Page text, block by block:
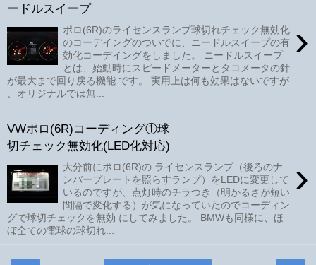
ードルスイープ
›
ポロ(6R)のライセンスランプ球切れチェック無効化
のコーデイングのついでに、ニードルスイープの有
効化コーデイングをしました。 ニードルスイープ
とは、始動時にスピードメーターとタコメータの針
が最大まで回り戻る機能 です。 実用上は何も効果はないですが
、オリジナルでは無...
VWポロ(6R)コーディング①球
切チェック無効化(LED化対応)
›
大分前にポロ(6R)の ライセンスランプ（後ろのナ
ンバープレートを照らすランプ）をLEDに変更して
いるのですが、点灯時のチラつき（明かるさが短い
間隔で変化する）が気になっていたのでコーディン
グで球切チェックを無効 にしてみました。 BMWも同様に、ほ
ぼ全ての電球の球切れ...